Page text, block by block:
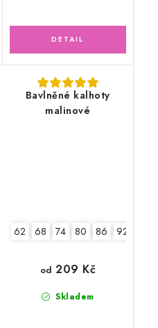
98 104
Bavlněné kalhoty
malinové
62 68 74 80 86 92
Skladem
od 209 Kč